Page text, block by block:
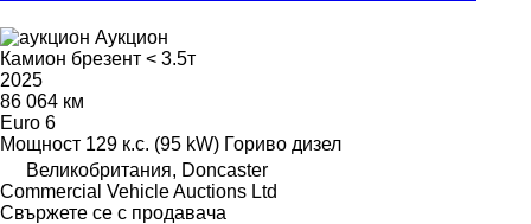
Аукцион
Камион брезент < 3.5т
2025
86 064 км
Euro 6
Мощност 129 к.с. (95 kW) Гориво дизел
Великобритания, Doncaster
Commercial Vehicle Auctions Ltd
Свържете се с продавача